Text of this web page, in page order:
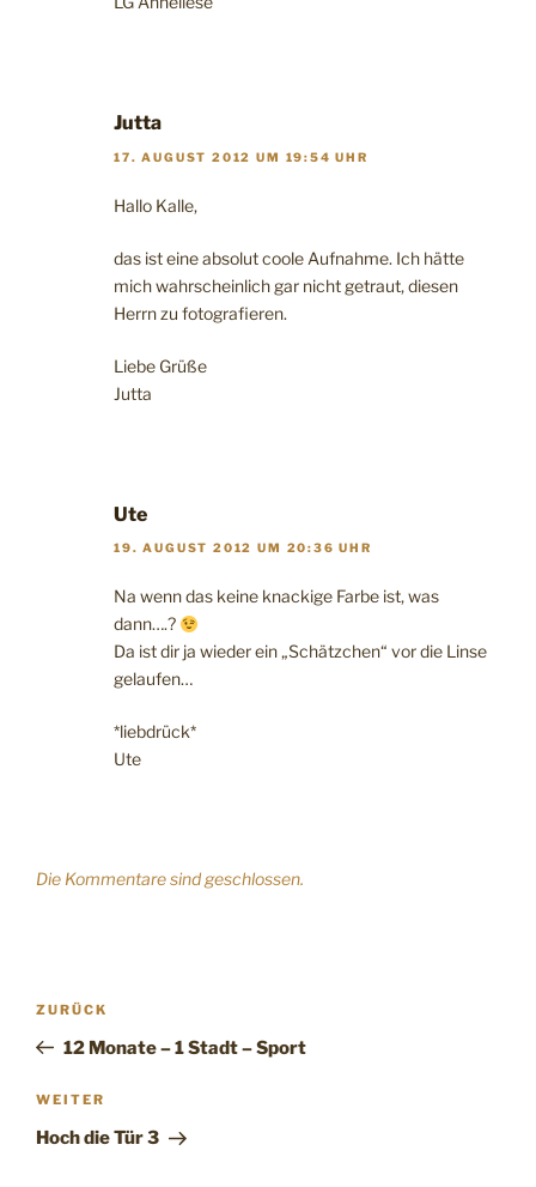
Jutta
17. AUGUST 2012 UM 19:54 UHR
Hallo Kalle,
das ist eine absolut coole Aufnahme. Ich hätte
mich wahrscheinlich gar nicht getraut, diesen
Herrn zu fotografieren.
Liebe Grüße
Jutta
Ute
19. AUGUST 2012 UM 20:36 UHR
Na wenn das keine knackige Farbe ist, was
dann….?
Da ist dir ja wieder ein „Schätzchen“ vor die Linse
gelaufen…
*liebdrück*
Ute
Die Kommentare sind geschlossen.
Beitragsnavigation
Vorheriger
Beitrag
ZURÜCK
12 Monate – 1 Stadt – Sport
Nächster
Beitrag
WEITER
Hoch die Tür 3